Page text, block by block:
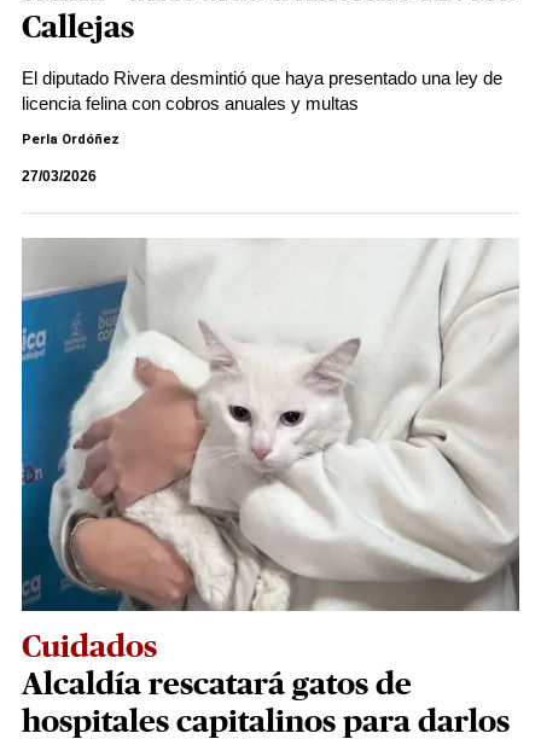
Callejas
El diputado Rivera desmintió que haya presentado una ley de
licencia felina con cobros anuales y multas
Perla Ordóñez
27/03/2026
Cuidados
Alcaldía rescatará gatos de
hospitales capitalinos para darlos